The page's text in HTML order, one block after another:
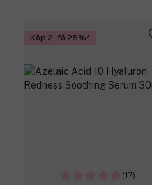
Köp 2, få 25%
(17)